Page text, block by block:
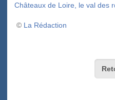
Châteaux de Loire, le val des
© La Rédaction